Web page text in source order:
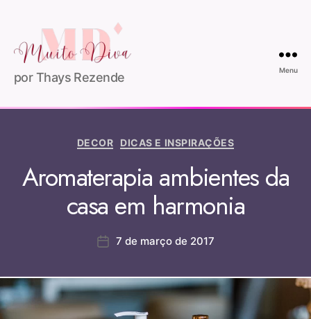
por Thays Rezende
Menu
DECOR DICAS E INSPIRAÇÕES
Aromaterapia ambientes da
casa em harmonia
7 de março de 2017